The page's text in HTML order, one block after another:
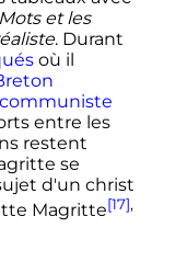
et les
. Durant
où il
entre les
restent
se
d'un christ
Magritte[17],